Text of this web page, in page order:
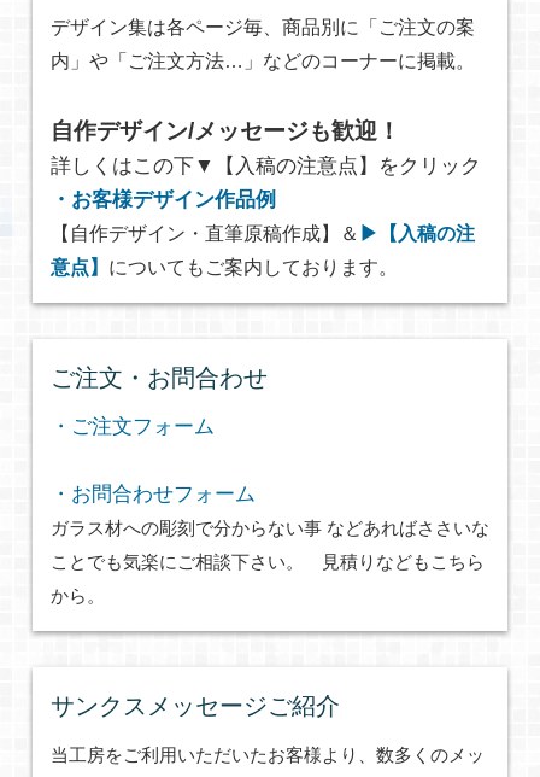
デザイン集は各ページ毎、商品別に「ご注文の案
内」や「ご注文方法…」などのコーナーに掲載。
自作デザイン/メッセージも歓迎！
詳しくはこの下▼【入稿の注意点】をクリック
・お客様デザイン作品例
【自作デザイン・直筆原稿作成】＆ ▶【入稿の注
意点】 についてもご案内しております。
ご注文・お問合わせ
・ご注文フォーム
・お問合わせフォーム
ガラス材への彫刻で分からない事 などあればささいな
ことでも気楽にご相談下さい。 見積りなどもこちら
から。
サンクスメッセージご紹介
当工房をご利用いただいたお客様より、数多くのメッ